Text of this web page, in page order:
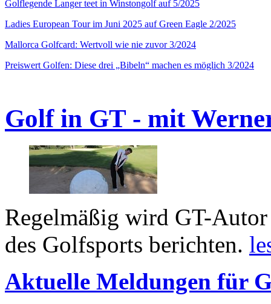
Golflegende Langer teet in Winstongolf auf 5/2025
Ladies European Tour im Juni 2025 auf Green Eagle 2/2025
Mallorca Golfcard: Wertvoll wie nie zuvor 3/2024
Preiswert Golfen: Diese drei „Bibeln“ machen es möglich 3/2024
Golf in GT - mit
Regelmäßig wird GT-
des Golfsports berichten.
Aktuelle Meldungen für